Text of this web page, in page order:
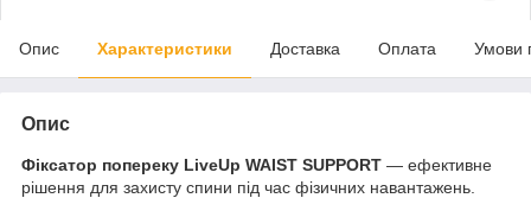
Опис Характеристики Доставка Оплата Умови
Опис
Фіксатор попереку LiveUp WAIST SUPPORT — ефективне
рішення для захисту спини під час фізичних навантажень.